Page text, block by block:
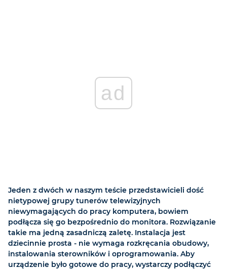
ad
Jeden z dwóch w naszym teście przedstawicieli dość
nietypowej grupy tunerów telewizyjnych
niewymagających do pracy komputera, bowiem
podłącza się go bezpośrednio do monitora. Rozwiązanie
takie ma jedną zasadniczą zaletę. Instalacja jest
dziecinnie prosta - nie wymaga rozkręcania obudowy,
instalowania sterowników i oprogramowania. Aby
urządzenie było gotowe do pracy, wystarczy podłączyć